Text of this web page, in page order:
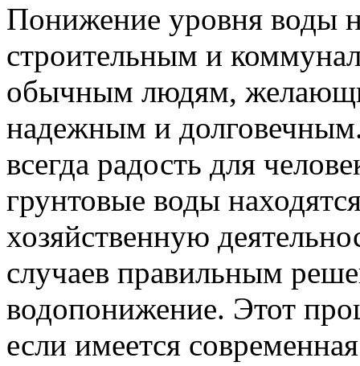
Понижение уровня воды
строительным и
обычным людям,
надежным и
всегда радость для
грунтовые воды
хозяйственную
случаев правильным
водопонижение. Этот
если имеется